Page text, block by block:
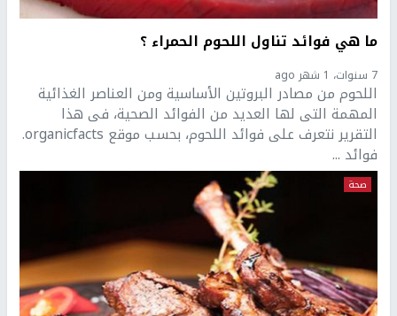
ما هي فوائد تناول اللحوم الحمراء ؟
7 سنوات، 1 شهر ago
اللحوم من مصادر البروتين الأساسية ومن العناصر الغذائية
المهمة التى لها العديد من الفوائد الصحية، فى هذا
التقرير نتعرف على فوائد اللحوم، بحسب موقع organicfacts.
فوائد ...
صحة